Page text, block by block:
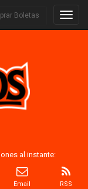
Boletas
al instante:
Email RSS